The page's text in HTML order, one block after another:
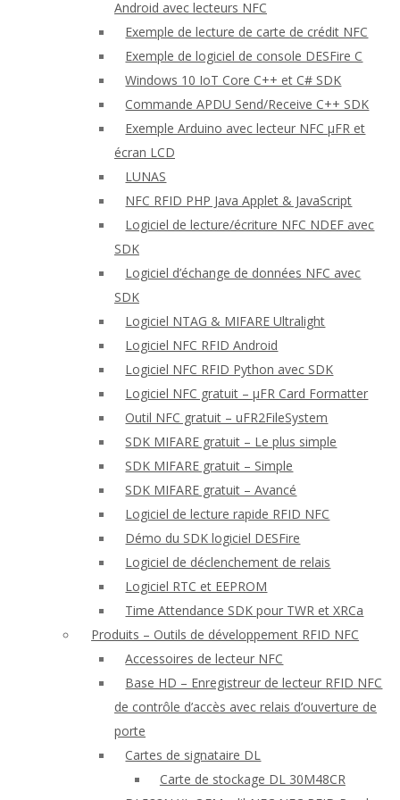
Android avec lecteurs NFC
Exemple de lecture de carte de crédit NFC
Exemple de logiciel de console DESFire C
Windows 10 IoT Core C++ et C# SDK
Commande APDU Send/Receive C++ SDK
Exemple Arduino avec lecteur NFC μFR et
écran LCD
LUNAS
NFC RFID PHP Java Applet & JavaScript
Logiciel de lecture/écriture NFC NDEF avec
SDK
Logiciel d’échange de données NFC avec
SDK
Logiciel NTAG & MIFARE Ultralight
Logiciel NFC RFID Android
Logiciel NFC RFID Python avec SDK
Logiciel NFC gratuit – μFR Card Formatter
Outil NFC gratuit – uFR2FileSystem
SDK MIFARE gratuit – Le plus simple
SDK MIFARE gratuit – Simple
SDK MIFARE gratuit – Avancé
Logiciel de lecture rapide RFID NFC
Démo du SDK logiciel DESFire
Logiciel de déclenchement de relais
Logiciel RTC et EEPROM
Time Attendance SDK pour TWR et XRCa
Produits – Outils de développement RFID NFC
Accessoires de lecteur NFC
Base HD – Enregistreur de lecteur RFID NFC
de contrôle d’accès avec relais d’ouverture de
porte
Cartes de signataire DL
Carte de stockage DL 30M48CR